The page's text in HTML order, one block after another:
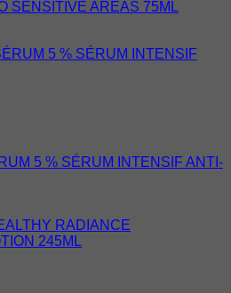
SENSITIVE AREAS 75ML
5 % SÉRUM INTENSIF ANTI-